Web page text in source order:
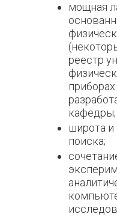
мощная
реестр
кафедры;
широта и
поиска;